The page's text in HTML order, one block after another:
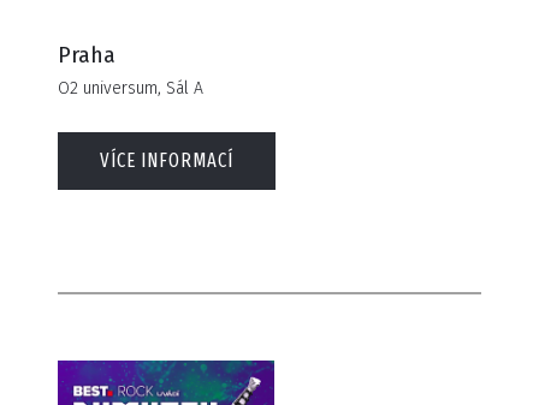
Praha
O2 universum, Sál A
VÍCE INFORMACÍ